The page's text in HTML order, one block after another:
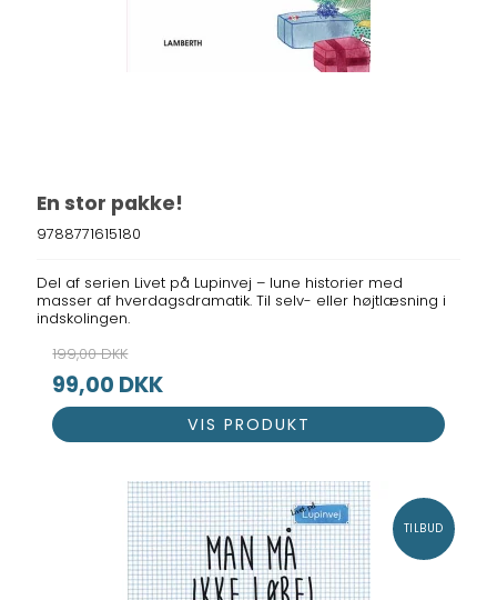
En stor pakke!
9788771615180
Del af serien Livet på Lupinvej – lune historier med
masser af hverdagsdramatik. Til selv- eller højtlæsning i
indskolingen.
199,00 DKK
99,00 DKK
VIS PRODUKT
TILBUD